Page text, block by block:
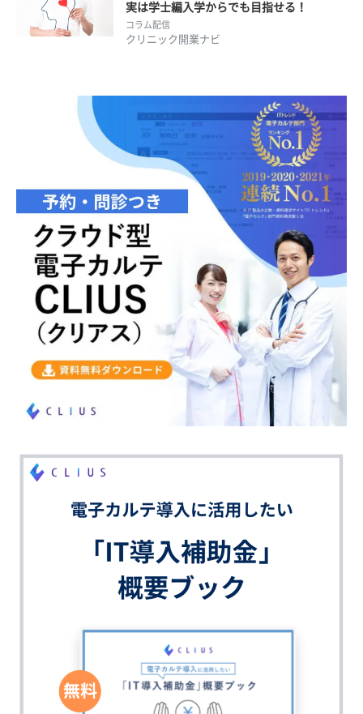
実は学士編入学からでも目指せる！
コラム配信
クリニック開業ナビ